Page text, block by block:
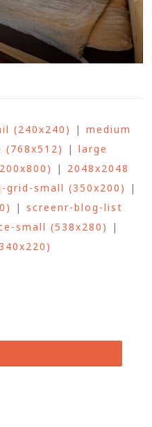
(240x240) |medium
(768x512) |large
| 2048x2048
grid-small (350x200)
|
|screenr-blog-list
small (538x280)
|